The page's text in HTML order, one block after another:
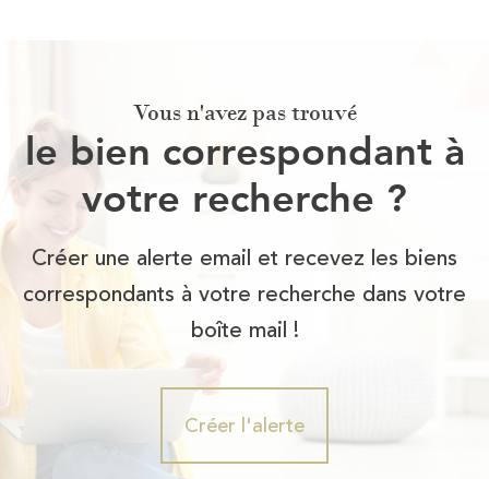
Vous n'avez pas trouvé
le bien correspondant à
votre recherche ?
Créer une alerte email et recevez les biens
correspondants à votre recherche dans votre
boîte mail !
Créer l'alerte